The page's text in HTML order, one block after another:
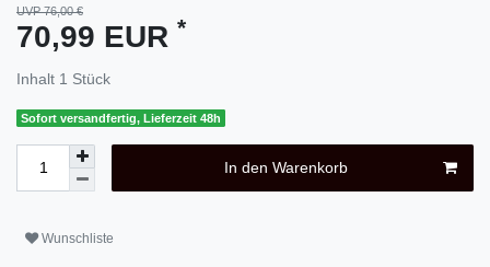
UVP 76,00 €
70,99 EUR *
Inhalt 1 Stück
Sofort versandfertig, Lieferzeit 48h
In den Warenkorb
Wunschliste